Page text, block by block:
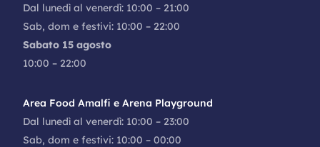
Dal lunedì al venerdì: 10:00 – 21:00
Sab, dom e festivi: 10:00 – 22:00
Sabato 15 agosto
10:00 – 22:00
Area Food Amalfi e Arena Playground
Dal lunedì al venerdì: 10:00 – 23:00
Sab, dom e festivi: 10:00 – 00:00